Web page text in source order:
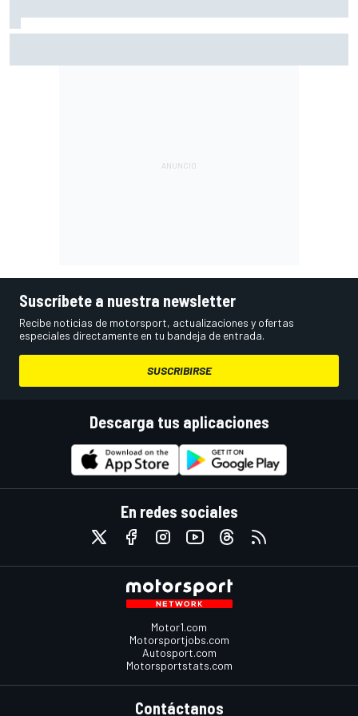
Suscríbete a nuestra newsletter
Recibe noticias de motorsport, actualizaciones y ofertas
especiales directamente en tu bandeja de entrada.
SUSCRIBIRSE
Descarga tus aplicaciones
En redes sociales
Motor1.com
Motorsportjobs.com
Autosport.com
Motorsportstats.com
Contáctanos